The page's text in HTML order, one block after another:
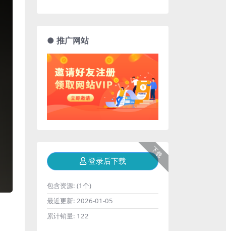
● 推广网站
下载
登录后下载
包含资源: (1个)
最近更新: 2026-01-05
累计销量: 122